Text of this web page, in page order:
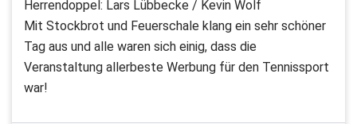
Herrendoppel: Lars Lübbecke / Kevin Wolf
Mit Stockbrot und Feuerschale klang ein sehr schöner
Tag aus und alle waren sich einig, dass die
Veranstaltung allerbeste Werbung für den Tennissport
war!